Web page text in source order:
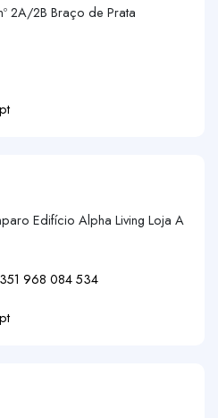
2A/2B Braço de Prata
Edifício Alpha Living Loja A
968 084 534